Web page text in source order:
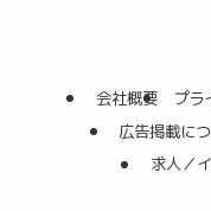
会社概要 プラ
広告掲載に
求人／